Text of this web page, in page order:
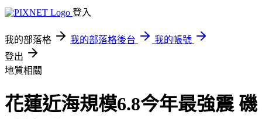
登入
我的部落格 我的部落格後台
我的帳號
登出
地質相關
花蓮近海規模6.8今年最強震 磯